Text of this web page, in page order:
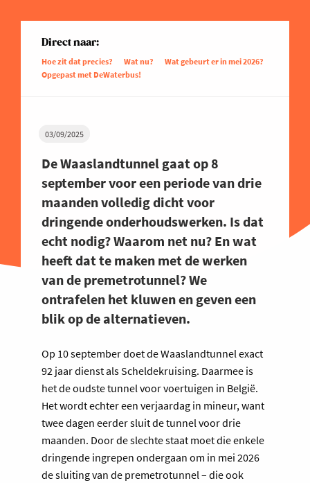
Direct naar:
Hoe zit dat precies? Wat nu?
Wat gebeurt er in mei 2026?
Opgepast met DeWaterbus!
03/09/2025
De Waaslandtunnel gaat op 8
september voor een periode van drie
maanden volledig dicht voor
dringende onderhoudswerken. Is dat
echt nodig? Waarom net nu? En wat
heeft dat te maken met de werken
van de premetrotunnel? We
ontrafelen het kluwen en geven een
blik op de alternatieven.
Op 10 september doet de Waaslandtunnel exact
92 jaar dienst als Scheldekruising. Daarmee is
het de oudste tunnel voor voertuigen in België.
Het wordt echter een verjaardag in mineur, want
twee dagen eerder sluit de tunnel voor drie
maanden. Door de slechte staat moet die enkele
dringende ingrepen ondergaan om in mei 2026
de sluiting van de premetrotunnel – die ook